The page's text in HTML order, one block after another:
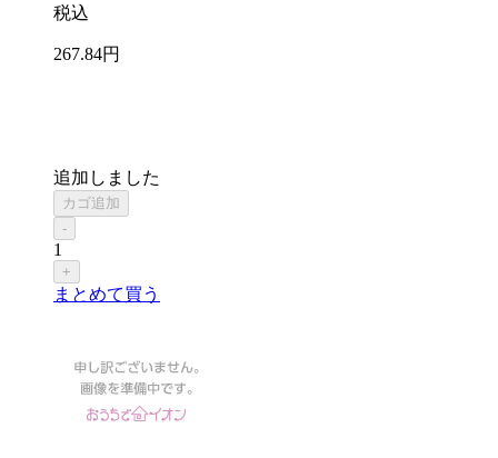
税込
267.84円
追加しました
カゴ追加
-
1
+
まとめて買う